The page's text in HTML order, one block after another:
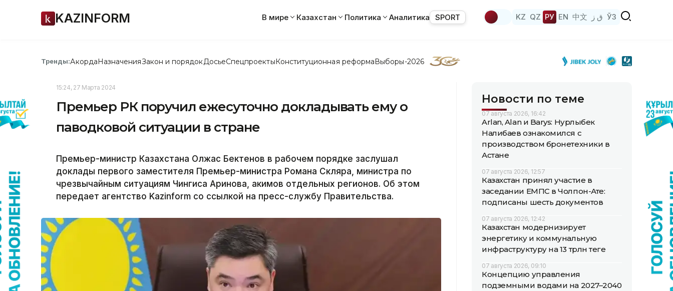
KAZINFORM В мире Казахстан Политика Аналитика SPORT KZ QZ РУ EN 中文 ق ز ЎЗ
Тренды:АкордаНазначенияЗакон и порядок ДосьеСпецпроектыКонституционная реформаВыборы-2026
15:24, 27 Марта 2024
Премьер РК поручил ежесуточно докладывать ему о
паводковой ситуации в стране
Премьер-министр Казахстана Олжас Бектенов в рабочем порядке заслушал
доклады первого заместителя Премьер-министра Романа Скляра, министра по
чрезвычайным ситуациям Чингиса Аринова, акимов отдельных регионов. Об этом
передает агентство Kazinform со ссылкой на пресс-службу Правительства.
Новости по теме
07 августа 2026, 16:42
Arlan, Alan и Barys: Нурлыбек
Налибаев ознакомился с
производством бронетехники в
Астане
07 августа 2026, 12:57
Казахстан принял участие в
заседании ЕМПС в Чолпон-Ате:
подписаны шесть документов
07 августа 2026, 12:42
Казахстан модернизирует
энергетику и коммунальную
инфраструктуру на 13 трлн теңге
07 августа 2026, 09:10
Концепцию управления
подземными водами на 2027–2040